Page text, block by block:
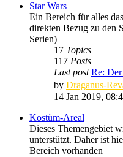
Star Wars
Ein Bereich für alles
direkten Bezug zu den
Serien)
17 Topics
117 Posts
Last post Re:
by Draganus-
14 Jan 2019,
Kostüm-Areal
Dieses Themengebiet
unterstützt. Daher ist
Bereich vorhanden